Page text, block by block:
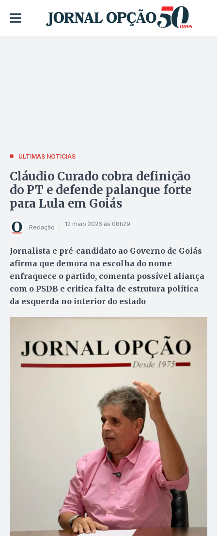
ÚLTIMAS NOTÍCIAS
Cláudio Curado cobra definição
do PT e defende palanque forte
para Lula em Goiás
Redação 12 maio 2026 às 08h29
Jornalista e pré-candidato ao Governo de Goiás
afirma que demora na escolha do nome
enfraquece o partido, comenta possível aliança
com o PSDB e critica falta de estrutura política
da esquerda no interior do estado